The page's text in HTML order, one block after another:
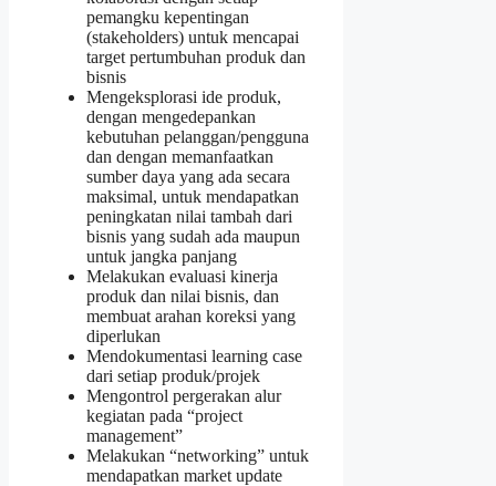
pemangku kepentingan
(stakeholders) untuk mencapai
target pertumbuhan produk dan
bisnis
Mengeksplorasi ide produk,
dengan mengedepankan
kebutuhan pelanggan/pengguna
dan dengan memanfaatkan
sumber daya yang ada secara
maksimal, untuk mendapatkan
peningkatan nilai tambah dari
bisnis yang sudah ada maupun
untuk jangka panjang
Melakukan evaluasi kinerja
produk dan nilai bisnis, dan
membuat arahan koreksi yang
diperlukan
Mendokumentasi learning case
dari setiap produk/projek
Mengontrol pergerakan alur
kegiatan pada “project
management”
Melakukan “networking” untuk
mendapatkan market update